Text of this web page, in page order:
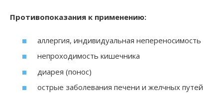
Противопоказания к применению:
аллергия, индивидуальная непереносимость
непроходимость кишечника
диарея (понос)
острые заболевания печени и желчных путей